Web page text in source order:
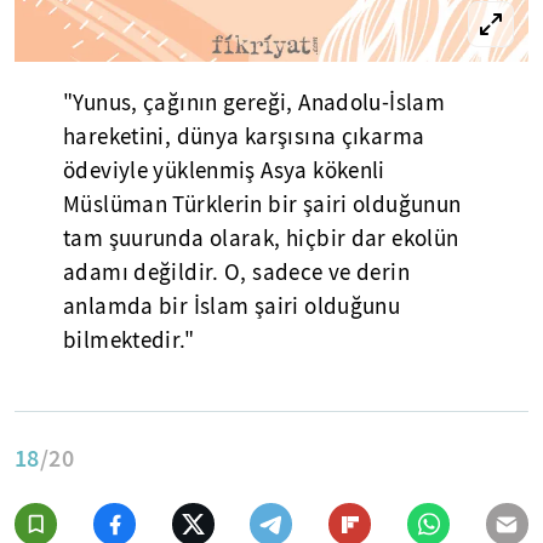
"Yunus, çağının gereği, Anadolu-İslam
hareketini, dünya karşısına çıkarma
ödeviyle yüklenmiş Asya kökenli
Müslüman Türklerin bir şairi olduğunun
tam şuurunda olarak, hiçbir dar ekolün
adamı değildir. O, sadece ve derin
anlamda bir İslam şairi olduğunu
bilmektedir."
18/20